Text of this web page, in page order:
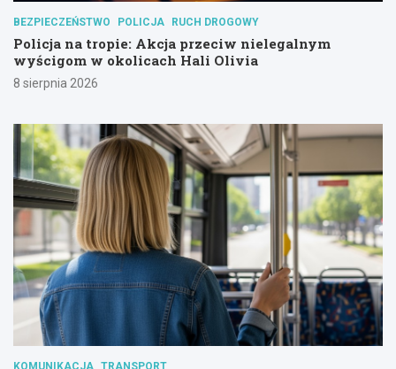
BEZPIECZEŃSTWO POLICJA RUCH DROGOWY
Policja na tropie: Akcja przeciw nielegalnym
wyścigom w okolicach Hali Olivia
8 sierpnia 2026
KOMUNIKACJA TRANSPORT